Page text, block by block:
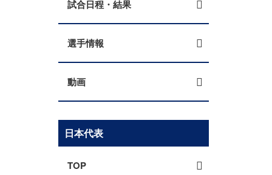
試合日程・結果
選手情報
動画
日本代表
TOP